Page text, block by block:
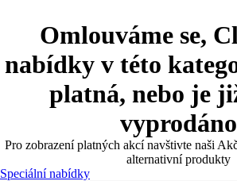
Omlouváme se,
nabídky v této
platná, nebo je
vyprodáno
Pro zobrazení platných akcí navštivte naši
alternativní produkty
Speciální nabídky